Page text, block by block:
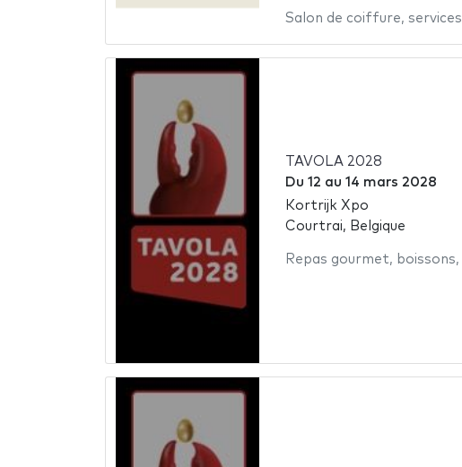
Salon de coiffure, services
TAVOLA 2028
Du 12 au 14 mars 2028
Kortrijk Xpo
Courtrai, Belgique
Repas gourmet, boissons,